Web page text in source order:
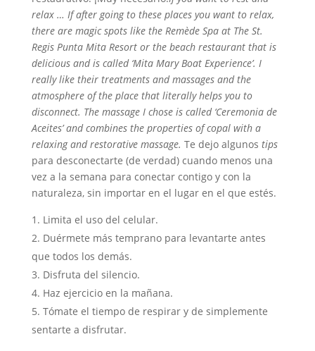
relax … If after going to these places you want to relax,
there are magic spots like the Remède Spa at The St.
Regis Punta Mita Resort or the beach restaurant that is
delicious and is called ‘Mita Mary Boat Experience’. I
really like their treatments and massages and the
atmosphere of the place that literally helps you to
disconnect. The massage I chose is called ‘Ceremonia de
Aceites’ and combines the properties of copal with a
relaxing and restorative massage. Te dejo algunos tips
para desconectarte (de verdad) cuando menos una
vez a la semana para conectar contigo y con la
naturaleza, sin importar en el lugar en el que estés.
Limita el uso del celular.
Duérmete más temprano para levantarte antes
que todos los demás.
Disfruta del silencio.
Haz ejercicio en la mañana.
Tómate el tiempo de respirar y de simplemente
sentarte a disfrutar.